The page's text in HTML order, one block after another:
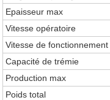
Epaisseur max
Vitesse opératoire
Vitesse de fonctionnement
Capacité de trémie
Production max
Poids total